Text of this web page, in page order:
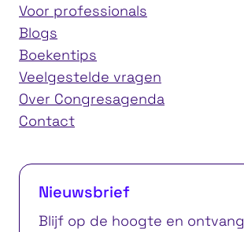
Voor professionals
Blogs
Boekentips
Veelgestelde vragen
Over Congresagenda
Contact
Nieuwsbrief
Blijf op de hoogte en